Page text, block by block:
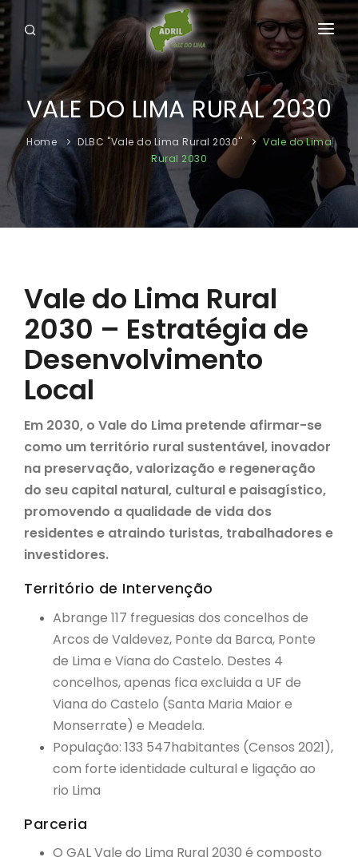
HOME
A ADRIL
O VALE DE LIMA
DLBC ''VALE DO LIMA RURAL 2030''
INICIATIVA CONCLUÍDAS
VALE DO LIMA RURAL 2030
Home DLBC ''Vale do Lima Rural 2030''
Vale do Lima
Rural 2030
Vale do Lima Rural
2030 – Estratégia de
Desenvolvimento
Local
Em 2030, o Vale do Lima pretende afirmar-se
como um território rural sustentável, inovador
na preservação, valorização e regeneração
do seu capital natural, cultural e paisagístico,
promovendo a qualidade de vida dos
residentes e atraindo turistas, trabalhadores e
investidores.
Território de Intervenção
Abrange 117 freguesias dos concelhos de
Arcos de Valdevez, Ponte da Barca, Ponte
de Lima e Viana do Castelo. Destes 4
concelhos, apenas fica excluida a UF de
Viana do Castelo (Santa Maria Maior e
Monserrate) e Meadela.
População: 133 547habitantes (Censos 2021),
com forte identidade cultural e ligação ao
rio Lima
Parceria
O GAL Vale do Lima Rural 2030 é composto